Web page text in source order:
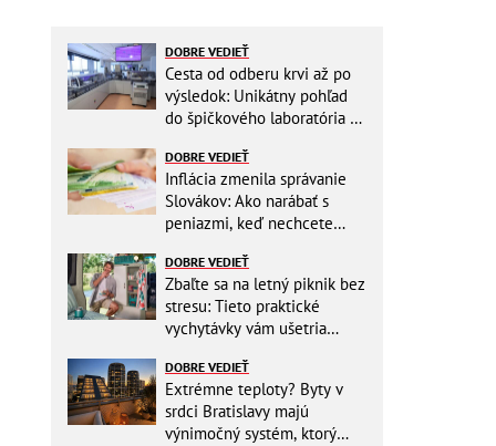
DOBRE VEDIEŤ
Cesta od odberu krvi až po
výsledok: Unikátny pohľad
do špičkového laboratória na
DOBRE VEDIEŤ
Inflácia zmenila správanie
Slovákov: Ako narábať s
peniazmi, keď nechcete
DOBRE VEDIEŤ
Zbaľte sa na letný piknik bez
stresu: Tieto praktické
vychytávky vám ušetria
DOBRE VEDIEŤ
Extrémne teploty? Byty v
srdci Bratislavy majú
výnimočný systém, ktorý